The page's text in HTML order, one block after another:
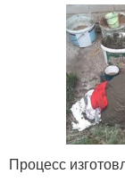
Процесс